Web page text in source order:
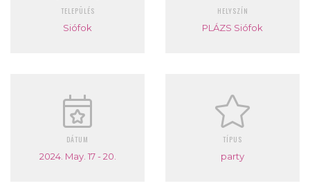
TELEPÜLÉS
Siófok
HELYSZÍN
PLÁZS Siófok
DÁTUM
2024. May. 17 - 20.
TÍPUS
party